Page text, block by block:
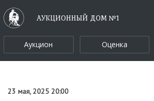
АУКЦИОННЫЙ ДОМ №1
Аукцион Оценка
23 мая, 2025 20:00